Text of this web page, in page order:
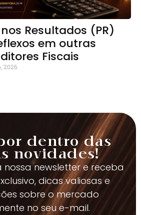
Resultados (PR)
em outras
Fiscais
2026
dentro das
novidades!
nossa newsletter e receba
dicas valiosas e
sobre o mercado
no seu e-mail.